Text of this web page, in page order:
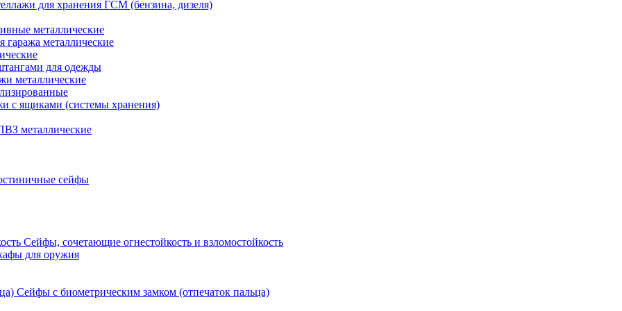
для хранения ГСМ (бензина, дизеля)
металлические
гаража металлические
для одежды
металлические
с ящиками (системы хранения)
металлические
сейфы
Сейфы, сочетающие огнестойкость и взломостойкость
для оружия
Сейфы с биометрическим замком (отпечаток пальца)